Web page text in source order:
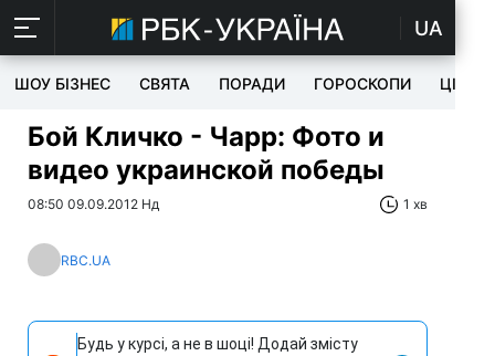
UA
ШОУ БІЗНЕС СВЯТА ПОРАДИ ГОРОСКОПИ ЦІКАВЕ
Бой Кличко - Чарр: Фото и
видео украинской победы
08:50 09.09.2012 Нд 1 хв
RBC.UA
Будь у курсі, а не в шоці! Додай змісту